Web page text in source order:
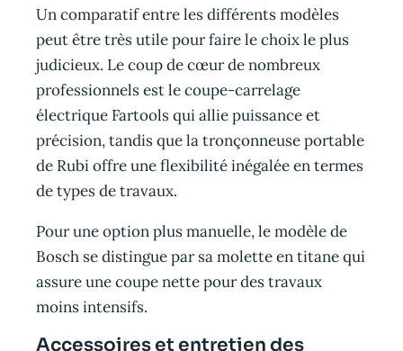
Un comparatif entre les différents modèles
peut être très utile pour faire le choix le plus
judicieux. Le coup de cœur de nombreux
professionnels est le coupe-carrelage
électrique Fartools qui allie puissance et
précision, tandis que la tronçonneuse portable
de Rubi offre une flexibilité inégalée en termes
de types de travaux.
Pour une option plus manuelle, le modèle de
Bosch se distingue par sa molette en titane qui
assure une coupe nette pour des travaux
moins intensifs.
Accessoires et entretien des